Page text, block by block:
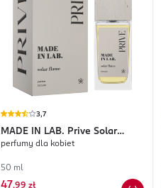
3,7
MADE IN LAB. Prive Solar
Flame
perfumy dla kobiet
50 ml
47,99 zł